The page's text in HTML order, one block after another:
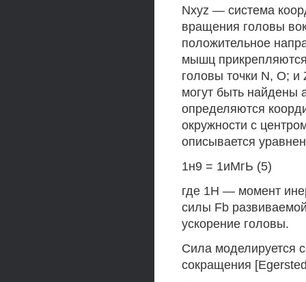
Nxyz — система
вращения головы
положительное
мышц
головы точки N, О;
могут быть найдены
определяются
окружности с
описывается
1н9 = 1иМгЬ (5)
где 1Н — момент
силы Fb
ускорение головы.
Сила моделируется
сокращения